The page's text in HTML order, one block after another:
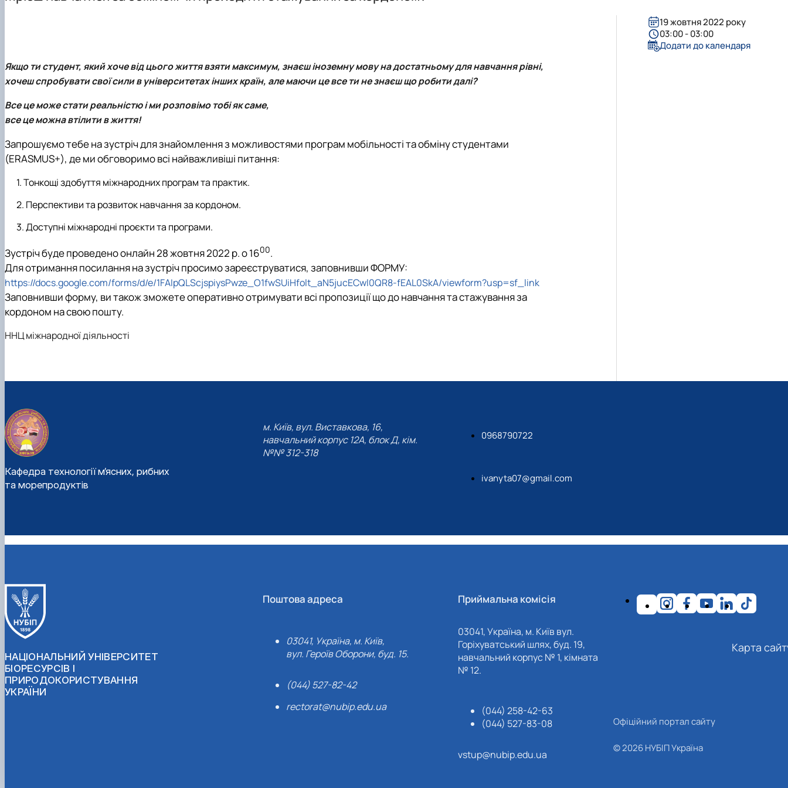
Відеородзинки
Організація практик студентів
ОПП "Технології зберігання та переробки риби і морепродуктів"
Якщо ти студент, який хоче від цього життя взяти максимум, знаєш іноземну мову на достатньому для навчання рівні,
хочеш спробувати свої сили в університетах інших країн, але маючи це все ти не знаєш що робити далі?
Все це може стати реальністю і ми розповімо тобі як саме,
все це можна втілити в життя!
Запрошуємо тебе на зустріч для знайомлення з можливостями програм мобільності та обміну студентами
(ERASMUS+), де ми обговоримо всі найважливіші питання:
Тонкощі здобуття міжнародних програм та практик.
Перспективи та розвиток навчання за кордоном.
Доступні міжнародні проєкти та програми.
Зустріч буде проведено онлайн28 жовтня 2022 р.о 1600.
Для отримання посилання на зустріч просимо зареєструватися, заповнивши ФОРМУ:
https://docs.google.com/forms/d/e/1FAIpQLScjspiysPwze_O1fwSUiHfolt_aN5jucECwl0QR8-fEAL0SkA/viewform?usp=sf_link
Заповнивши форму, ви також зможете оперативно отримувати всі пропозиції що до навчання та стажування за
кордоном на свою пошту.
ННЦ міжнародної діяльності
19 жовтня 2022 року
03:00 - 03:00
Додати до календаря
Кафедра технології м’ясних, рибних
та морепродуктів
м. Київ, вул. Виставкова, 16,
навчальний корпус 12А, блок Д, кім.
№№ 312-318
0968790722
ivanyta07@gmail.com
НАЦІОНАЛЬНИЙ УНІВЕРСИТЕТ
БІОРЕСУРСІВ І
ПРИРОДОКОРИСТУВАННЯ
УКРАЇНИ
Поштова адреса
03041, Україна, м. Київ,
вул. Героїв Оборони, буд. 15.
(044) 527-82-42
rectorat@nubip.edu.ua
Приймальна комісія
03041, Україна, м. Київ вул.
Горіхуватський шлях, буд. 19,
навчальний корпус № 1, кімната
№ 12.
(044) 258-42-63
(044) 527-83-08
vstup@nubip.edu.ua
Карта
Офіційний портал сайту
© 2026 НУБІП Україна